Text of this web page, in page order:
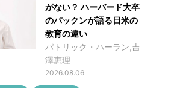
がない？ ハーバード大卒
のパックンが語る日米の
教育の違い
パトリック・ハーラン,吉
澤恵理
2026.08.06